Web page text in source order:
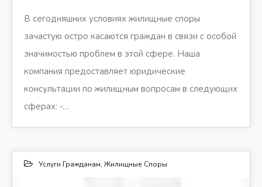
В сегодняшних условиях жилищные споры
зачастую остро касаются граждан в связи с особой
значимостью проблем в этой сфере. Наша
компания предоставляет юридические
консультации по жилищным вопросам в следующих
сферах: -…
Услуги Гражданам, Жилищные Споры